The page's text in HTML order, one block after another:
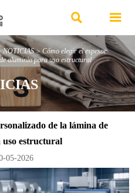
 
NOTICIAS>Cómo elegir el espesor
aluminio para uso estructural
de la lámina de
estructural
05-2026